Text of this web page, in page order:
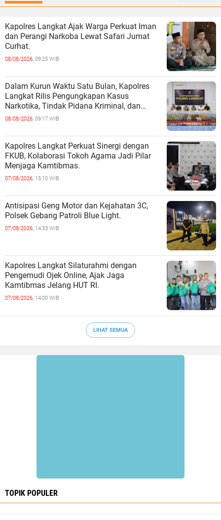
Kapolres Langkat Ajak Warga Perkuat Iman
dan Perangi Narkoba Lewat Safari Jumat
Curhat.
08/08/2026, 09:25 WIB
Dalam Kurun Waktu Satu Bulan, Kapolres
Langkat Rilis Pengungkapan Kasus
Narkotika, Tindak Pidana Kriminal, dan
Kekerasan Seksual terhadap Anak.
08/08/2026, 09:17 WIB
Kapolres Langkat Perkuat Sinergi dengan
FKUB, Kolaborasi Tokoh Agama Jadi Pilar
Menjaga Kamtibmas.
07/08/2026, 15:10 WIB
Antisipasi Geng Motor dan Kejahatan 3C,
Polsek Gebang Patroli Blue Light.
07/08/2026, 14:33 WIB
Kapolres Langkat Silaturahmi dengan
Pengemudi Ojek Online, Ajak Jaga
Kamtibmas Jelang HUT RI.
07/08/2026, 14:00 WIB
LIHAT SEMUA
TOPIK POPULER